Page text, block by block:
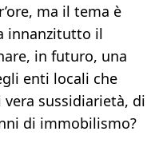
ma il tema è
innanzitutto il
in futuro, una
enti locali che
sussidiarietà, di
di immobilismo?